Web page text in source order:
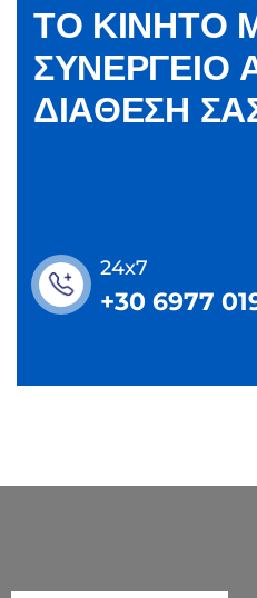
ΤΟ ΚΙΝΗΤΟ
ΣΥΝΕΡΓΕΙΟ
ΔΙΑΘΕΣΗ ΣΑ
24x7
+30 6977